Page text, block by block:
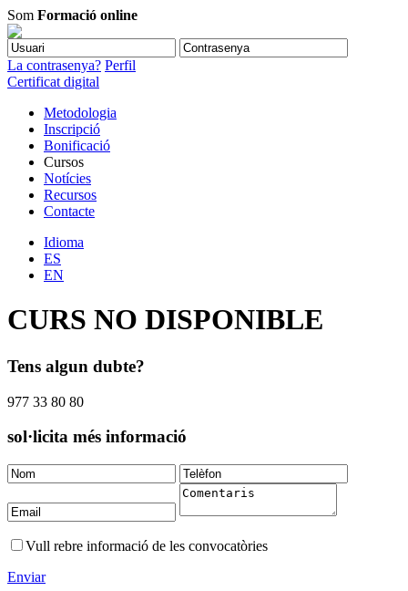
Som Formació online
La contrasenya? Perfil
Certificat digital
Metodologia
Inscripció
Bonificació
Cursos
Notícies
Recursos
Contacte
Idioma
ES
EN
CURS NO DISPONIBLE
Tens algun dubte?
977 33 80 80
sol·licita més informació
Vull rebre informació de les convocatòries
Enviar